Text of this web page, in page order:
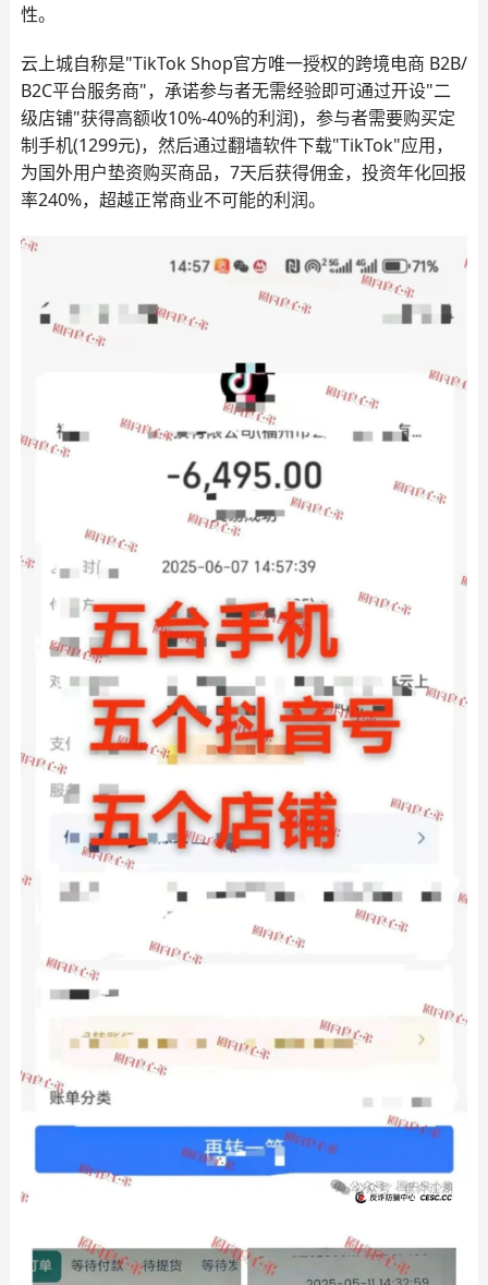
性。
云上城自称是"TikTok Shop官方唯一授权的跨境电商 B2B/
B2C平台服务商"，承诺参与者无需经验即可通过开设"二
级店铺"获得高额收10%-40%的利润)，参与者需要购买定
制手机(1299元)，然后通过翻墙软件下载"TikTok"应用，
为国外用户垫资购买商品，7天后获得佣金，投资年化回报
率240%，超越正常商业不可能的利润。